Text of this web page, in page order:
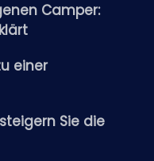
Camper:
einer
Sie die